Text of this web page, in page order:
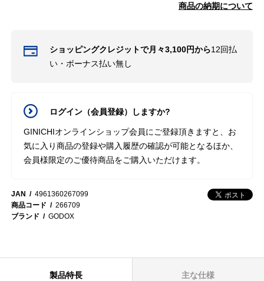
商品の納期について
ショッピングクレジットで月々3,100円から12回払
い・ボーナス払い無し
ログイン（会員登録）しますか?
GINICHIオンラインショップ会員にご登録頂きますと、お
気に入り商品の登録や購入履歴の確認が可能となるほか、
会員様限定のご優待商品をご購入いただけます。
JAN
4961360267099
商品コード
266709
ブランド
GODOX
製品特長 主な仕様